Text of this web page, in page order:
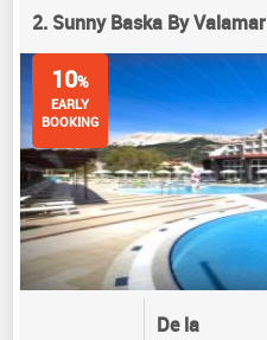
2. Sunny Baska By Valamar
10%
EARLY
BOOKING
De la